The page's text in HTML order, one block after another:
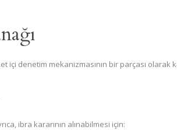
içi denetim mekanizmasının bir parçası olarak
ibra kararının alınabilmesi için: